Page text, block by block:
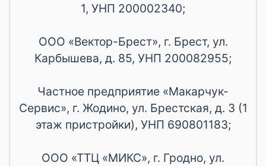
1, УНП 200002340;
ООО «Вектор-Брест», г. Брест, ул.
Карбышева, д. 85, УНП 200082955;
Частное предприятие «Макарчук-
Сервис», г. Жодино, ул. Брестская, д. 3 (1
этаж пристройки), УНП 690801183;
ООО «ТТЦ «МИКС», г. Гродно, ул.